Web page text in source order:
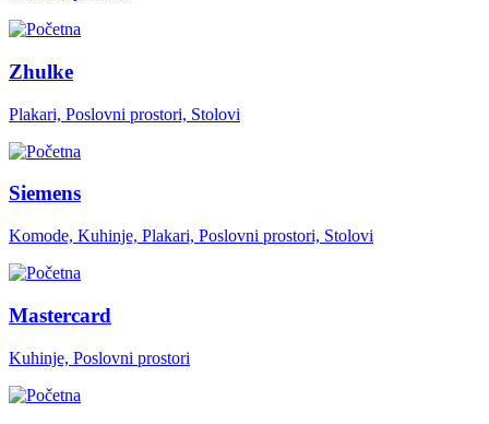
Zhulke
Plakari, Poslovni prostori, Stolovi
Siemens
Komode, Kuhinje, Plakari, Poslovni prostori, Stolovi
Mastercard
Kuhinje, Poslovni prostori